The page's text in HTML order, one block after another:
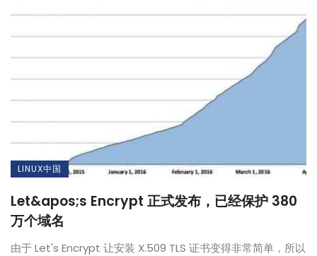
LINUX中国
Let&apos;s Encrypt 正式发布，已经保护 380
万个域名
由于 Let's Encrypt 让安装 X.509 TLS 证书变得非常简单，所以